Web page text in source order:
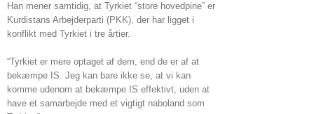
Han mener samtidig, at Tyrkiet “store hovedpine” er
Kurdistans Arbejderparti (PKK), der har ligget i
konflikt med Tyrkiet i tre årtier.
“Tyrkiet er mere optaget af dem, end de er af at
bekæmpe IS. Jeg kan bare ikke se, at vi kan
komme udenom at bekæmpe IS effektivt, uden at
have et samarbejde med et vigtigt naboland som